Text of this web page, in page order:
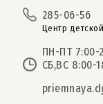
285-06-56
Центр
ПН-ПТ 7:00-
СБ,ВС 8:00-